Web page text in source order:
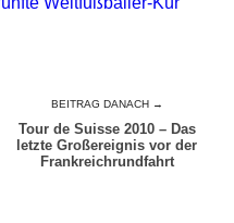
BEITRAG DANACH →
Tour de Suisse 2010 – Das
letzte Großereignis vor der
Frankreichrundfahrt